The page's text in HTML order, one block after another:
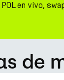
en vivo,
de